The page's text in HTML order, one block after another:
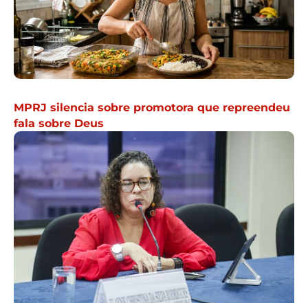
MPRJ silencia sobre promotora que repreendeu
fala sobre Deus